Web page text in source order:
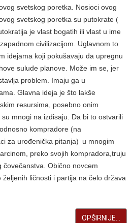
svetskog poretka. Nosioci ovog
svetskog poretka su putokrate (
je vlast bogatih ili vlast u ime
civilizacijom. Uglavnom to
idejama koji pokušavaju da upregnu
sulude planove. Može im se, jer
problem. Imaju ga u
Glavna ideja je što lakše
resursima, posebno onim
mnogi na izdisaju. Da bi to ostvarili
kompradore (na
za urođenička pitanja) u mnogim
preko svojih kompradora,truju
čovečanstva. Obično novcem
željenih ličnosti i partija na čelo država
OPŠIRNIJE...